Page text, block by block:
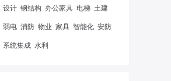
设计 钢结构 办公家具 电梯 土建
弱电 消防 物业 家具 智能化 安防
系统集成 水利